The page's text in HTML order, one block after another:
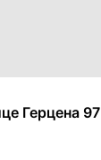
Герцена 97